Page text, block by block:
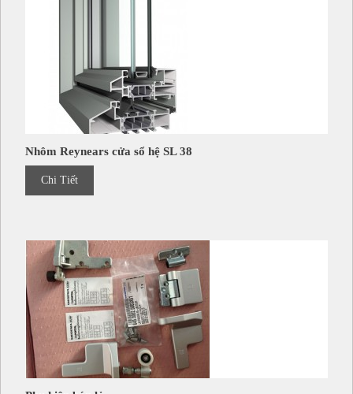
Nhôm Reynears cửa sổ hệ SL 38
Chi Tiết